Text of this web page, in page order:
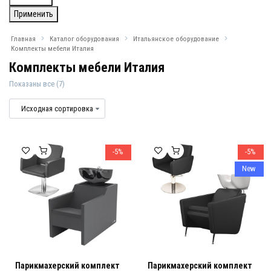
Главная Каталог оборудования
Итальянское оборудование
Комплекты мебели Италия
Комплекты мебели Италия
Показаны все (7)
-5%
Парикмахерский комплект
-5%
New
Парикмахерский комплект
Применить